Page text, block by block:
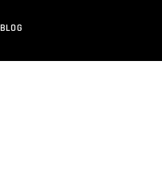
BLOG